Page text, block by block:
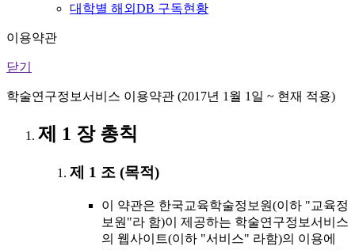
대학별 해외DB 구독현황
이용약관
닫기
학술연구정보서비스 이용약관 (2017년 1월 1일 ~ 현재 적용)
제 1 장 총칙
제 1 조 (목적)
이 약관은 한국교육학술정보원(이하 "교육정
보원"라 함)이 제공하는 학술연구정보서비스
의 웹사이트(이하 "서비스" 라함)의 이용에